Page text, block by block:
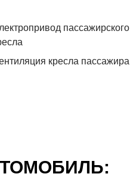
пассажирского
кресла пассажира